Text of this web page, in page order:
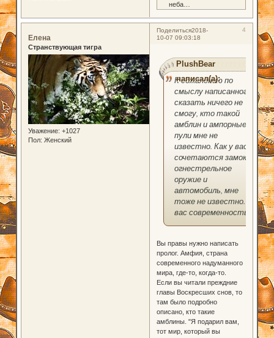
неба…
Поделиться 4
2018-
10-07 09:03:18
Елена
Странствующая тигра
Уважение: +1027
Пол: Женский
PlushBear
написал(а):
К сожалению по
смыслу написанного
сказать ничего не
смогу, кто такой
амблин и ампорные
пули мне не
известно. Как у вас
сочетаются замок,
огнестрельное
оружие и
автомобиль, мне
тоже не известно. У
вас современность?
Вы правы нужно написать
пролог. Амфия, страна
современного надуманного
мира, где-то, когда-то.
Если вы читали преждние
главы Воскресших снов, то
там было подробно
описано, кто такие
амблины. "Я подарил вам,
тот мир, который вы